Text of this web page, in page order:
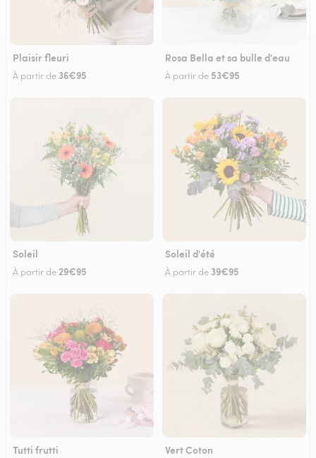
Plaisir fleuri
À partir de 36€95
Rosa Bella et sa bulle d'eau
À partir de 53€95
Soleil
À partir de 29€95
Soleil d'été
À partir de 39€95
Tutti frutti Vert Coton